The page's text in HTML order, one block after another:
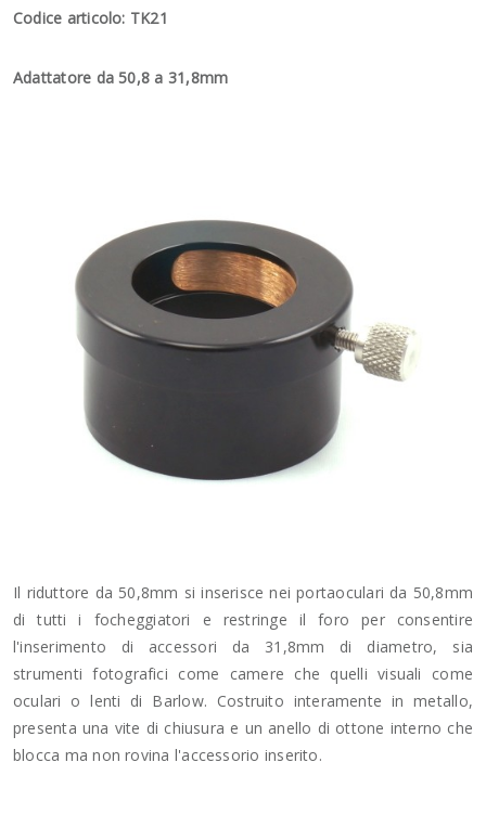
Codice articolo: TK21
Adattatore da 50,8 a 31,8mm
Il riduttore da 50,8mm si inserisce nei portaoculari da 50,8mm
di tutti i focheggiatori e restringe il foro per consentire
l'inserimento di accessori da 31,8mm di diametro, sia
strumenti fotografici come camere che quelli visuali come
oculari o lenti di Barlow. Costruito interamente in metallo,
presenta una vite di chiusura e un anello di ottone interno che
blocca ma non rovina l'accessorio inserito.